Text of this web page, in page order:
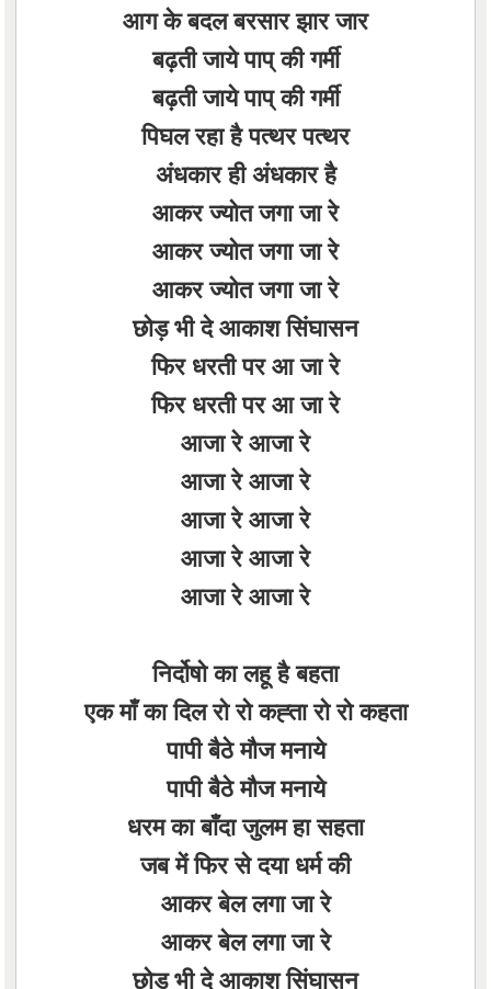
आग के बदल बरसार झार जार
बढ़ती जाये पाप् की गर्मी
बढ़ती जाये पाप् की गर्मी
पिघल रहा है पत्थर पत्थर
अंधकार ही अंधकार है
आकर ज्योत जगा जा रे
आकर ज्योत जगा जा रे
आकर ज्योत जगा जा रे
छोड़ भी दे आकाश सिंघासन
फिर धरती पर आ जा रे
फिर धरती पर आ जा रे
आजा रे आजा रे
आजा रे आजा रे
आजा रे आजा रे
आजा रे आजा रे
आजा रे आजा रे
निर्दोषो का लहू है बहता
एक माँ का दिल रो रो कह्ता रो रो कहता
पापी बैठे मौज मनाये
पापी बैठे मौज मनाये
धरम का बाँदा जुलम हा सहता
जब में फिर से दया धर्म की
आकर बेल लगा जा रे
आकर बेल लगा जा रे
छोड़ भी दे आकाश सिंघासन